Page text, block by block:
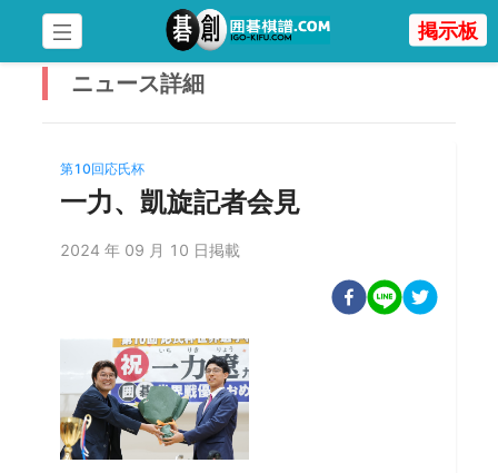
掲示板
ニュース詳細
第10回応氏杯
一力、凱旋記者会見
2024 年 09 月 10 日掲載